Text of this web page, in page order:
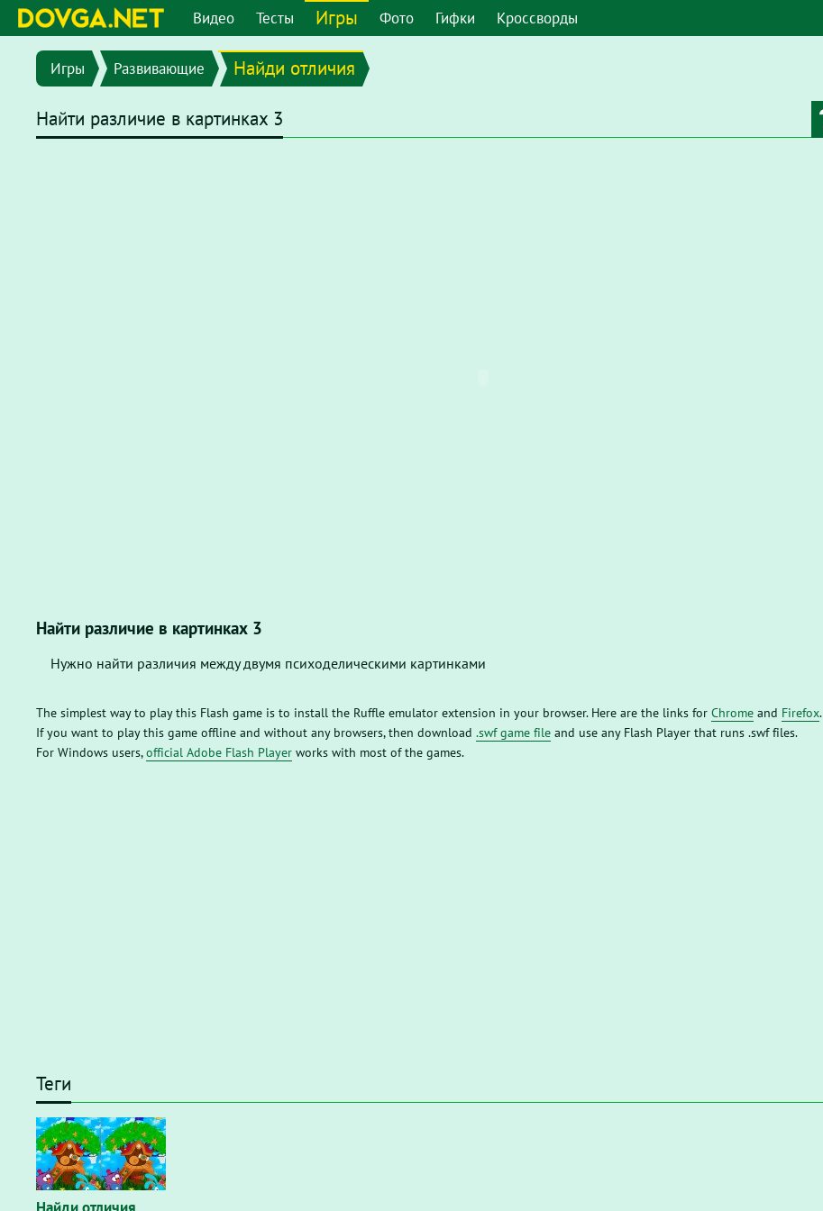
Видео Тесты Игры Фото Гифки Кроссворды
Игры Развивающие Найди отличия
Найти различие в картинках 3
Найти различие в картинках 3
Нужно найти различия между двумя психоделическими картинками
The simplest way to play this Flash game is to install the Ruffle emulator extension in your browser. Here are the links for Chrome and Firefox.
If you want to play this game offline and without any browsers, then download .swf game file and use any Flash Player that runs .swf files.
For Windows users,official Adobe Flash Player works with most of the games.
Теги